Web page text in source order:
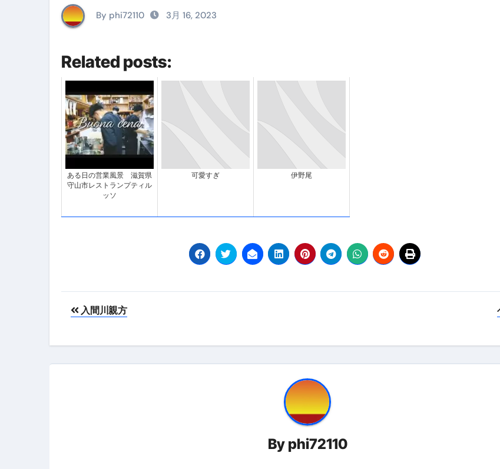
死ぬまでに行きたい！【３つ星】ベストレストランを体験してみた結果…
【Vlog：July 2025】マリナと過ごしたイタリア
イタリアでの最後の仕事【帰国前最後の一週間】さよなら！イタリア！
Lake Como, Italy VLOG | Awesome things to do in Lake Como!
【Instagram Live】イタリア行きの飛行機乗り遅れ事件について
【賄いラーメン】人生初の二郎系ラーメン！イタリア人シェフ達に作ってみた結果…
フェノミナ-4K吹替音声収録版 SPECIAL-（4K ULTRA HD）
フェノミナ-4K吹替音声収録版- （ブルーレイディスク）
2026年料理人ローマへ行く！航空券0円てマジ？&アジア飯食べ尽くし
今年一番美味しい【卵かけご飯】#shorts
イタリア流
【何も言わなくても通じ合う】イタリアンの名店 イルギオットーネの厨房風景｜料理
By phi72110 3月 16, 2023
Related posts:
ある日の営業風景 滋賀県
守山市レストランプティル
ッソ
可愛すぎ 伊野尾
投
ナ
入間川親方
By phi72110